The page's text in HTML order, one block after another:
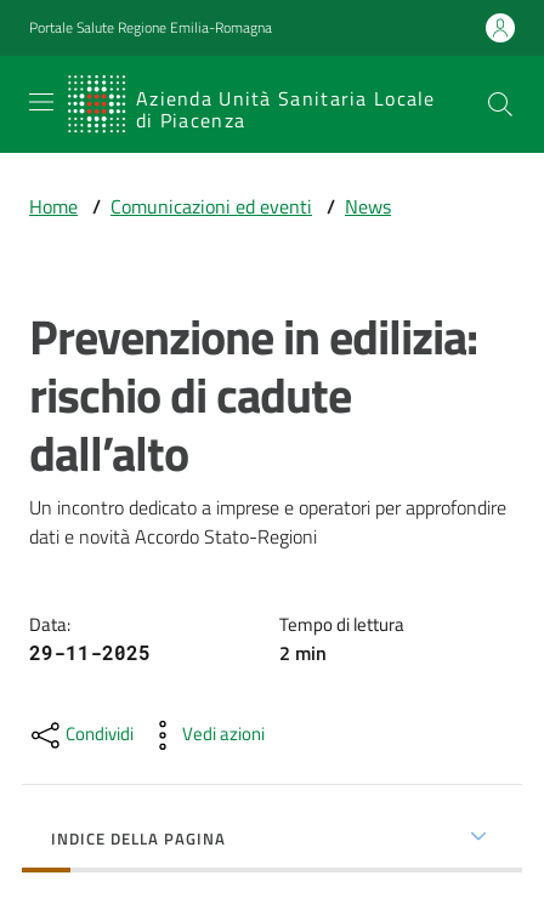
Vai al contenuto
Vai alla navigazione
Vai al footer
Portale Salute Regione Emilia-Romagna
Azienda Unità Sanitaria Locale
di Piacenza
SERVIZIO
SANITARIO
Emilia-
Sanitaria Locale
di Piacenza
Prestazioni
e
percorsi
di
cura
Come
territorio
Home / Comunicazioni ed eventi / News
Salta al contenuto
Prevenzione in edilizia:
rischio di cadute
dall’alto
Un incontro dedicato a imprese e operatori per approfondire
dati e novità Accordo Stato-Regioni
Data:
29-11-2025
Tempo di lettura
2 min
Condividi Vedi azioni
INDICE DELLA PAGINA